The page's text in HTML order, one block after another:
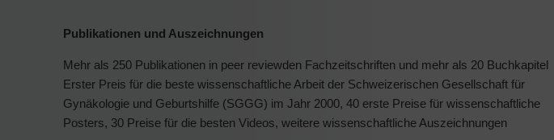
Publikationen und Auszeichnungen
Mehr als 250 Publikationen in peer reviewden Fachzeitschriften und mehr als 20 Buchkapitel
Erster Preis für die beste wissenschaftliche Arbeit der Schweizerischen Gesellschaft für
Gynäkologie und Geburtshilfe (SGGG) im Jahr 2000, 40 erste Preise für wissenschaftliche
Posters, 30 Preise für die besten Videos, weitere wissenschaftliche Auszeichnungen